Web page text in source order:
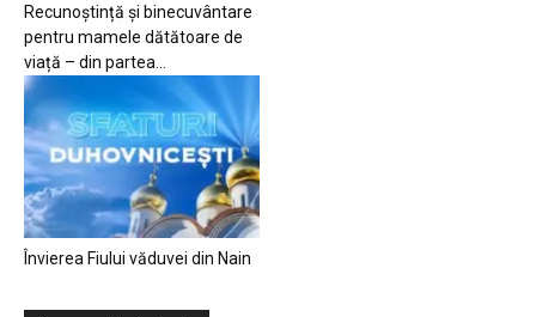
Recunoștință și binecuvântare
pentru mamele dătătoare de
viață – din partea...
Învierea Fiului văduvei din Nain